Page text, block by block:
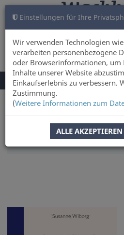
Einstellungen für Ihre
Wir verwenden Technologien
verarbeiten personenbezogene
oder Browserinformationen, um
Inhalte unserer Website
Einkaufserlebnis zu verbessern.
Zustimmung.
(Weitere Informationen zum
ALLE AKZEPTIEREN
ANMELDEN
NAVIGATION
UMSCHALTEN
Menü
Sie sind hier:
SORTIERUNG: